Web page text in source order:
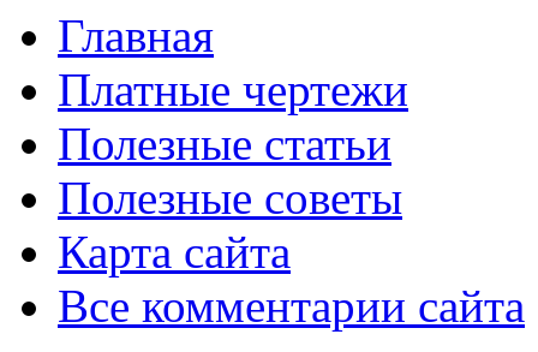
Главная
Платные чертежи
Полезные статьи
Полезные советы
Карта сайта
Все комментарии сайта